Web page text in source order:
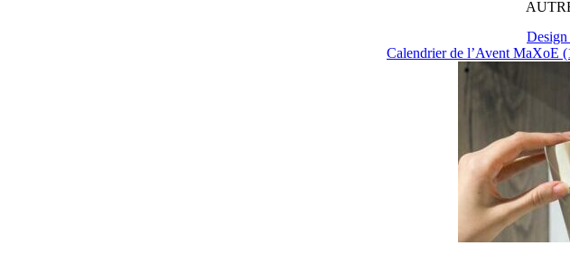
Calendrier de l’Avent MaXoE